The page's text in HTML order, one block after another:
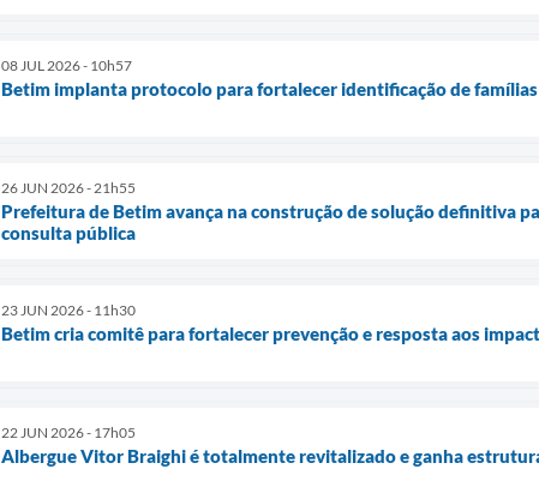
08 JUL 2026 - 10h57
Betim implanta protocolo para fortalecer identificação de
26 JUN 2026 - 21h55
Prefeitura de Betim avança na construção de solução definitiva
consulta pública
23 JUN 2026 - 11h30
Betim cria comitê para fortalecer prevenção e resposta aos
22 JUN 2026 - 17h05
Albergue Vitor Braighi é totalmente revitalizado e ganha